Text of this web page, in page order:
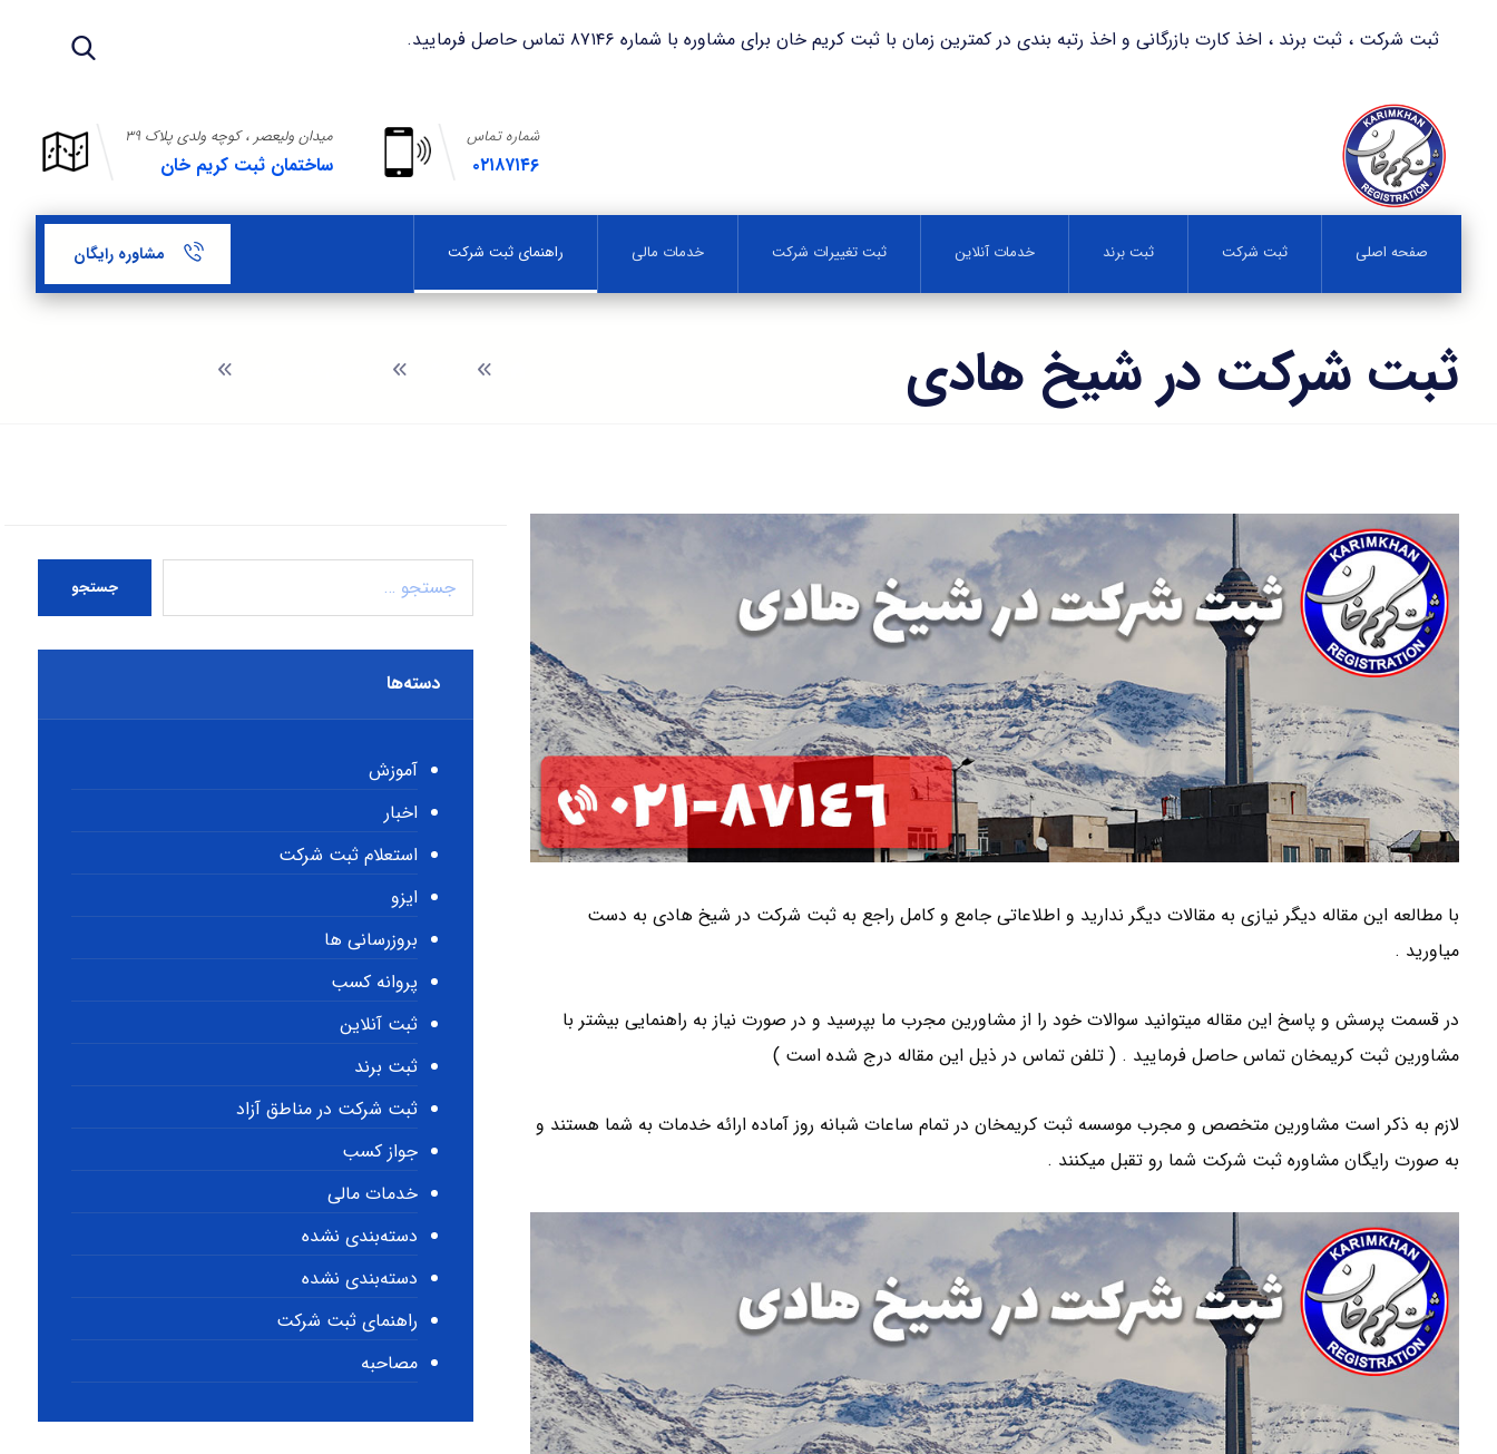
ثبت شرکت ، ثبت برند ، اخذ کارت بازرگانی و اخذ رتبه بندی در کمترین زمان با ثبت کریم خان برای مشاوره با شماره ۸۷۱۴۶ تماس حاصل فرمایید.
میدان ولیعصر ، کوچه ولدی پلاک ۳۹
ساختمان ثبت کریم خان
شماره تماس
۰۲۱۸۷۱۴۶
صفحه اصلی ثبت شرکت ثبت برند خدمات آنلاین ثبت تغییرات شرکت خدمات مالی راهنمای ثبت شرکت مشاوره رایگان
ثبت شرکت در شیخ هادی
با مطالعه این مقاله دیگر نیازی به مقالات دیگر ندارید و اطلاعاتی جامع و کامل راجع به ثبت شرکت در شیخ هادی به دست
میاورید .
در قسمت پرسش و پاسخ این مقاله میتوانید سوالات خود را از مشاورین مجرب ما بپرسید و در صورت نیاز به راهنمایی بیشتر با
مشاورین ثبت کریمخان تماس حاصل فرمایید . ( تلفن تماس در ذیل این مقاله درج شده است )
لازم به ذکر است مشاورین متخصص و مجرب موسسه ثبت کریمخان در تمام ساعات شبانه روز آماده ارائه خدمات به شما هستند و
به صورت رایگان مشاوره ثبت شرکت شما رو تقبل میکنند .
جستجو
دسته‌ها
آموزش
اخبار
استعلام ثبت شرکت
ایزو
بروزرسانی ها
پروانه کسب
ثبت آنلاین
ثبت برند
ثبت شرکت در مناطق آزاد
جواز کسب
خدمات مالی
دسته‌بندی نشده
دسته‌بندی نشده
راهنمای ثبت شرکت
مصاحبه